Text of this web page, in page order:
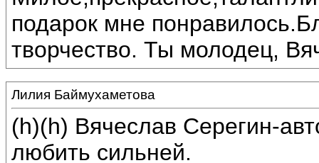
подарок мне
творчество. Ты молодец,
Лилия Баймухаметова
(h)(h) Вячеслав Серегин-
любить сильней.